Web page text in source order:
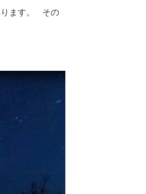
ります。 その